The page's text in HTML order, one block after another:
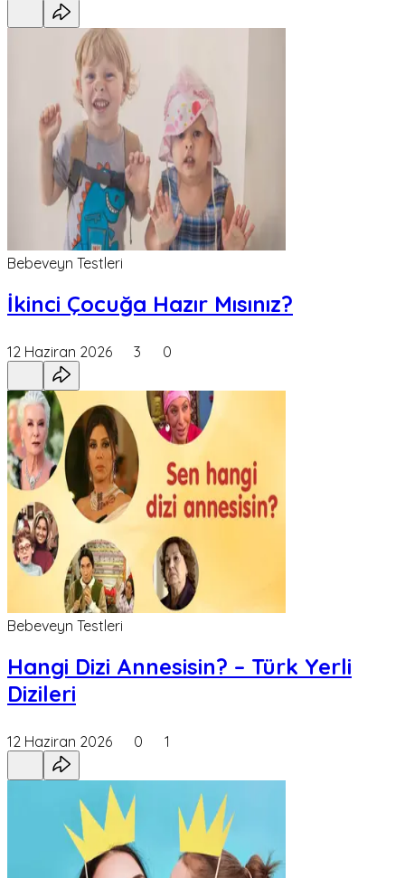
Bebeveyn Testleri
İkinci Çocuğa Hazır Mısınız?
12 Haziran 2026 3 0
Bebeveyn Testleri
Hangi Dizi Annesisin? – Türk Yerli
Dizileri
12 Haziran 2026 0 1